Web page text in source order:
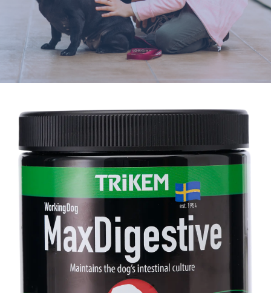
Varumärken
Hand i Tass
Events